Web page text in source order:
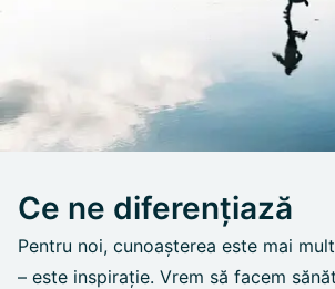
Ce ne diferențiază
Pentru noi, cunoașterea este mai
– este inspirație. Vrem să facem